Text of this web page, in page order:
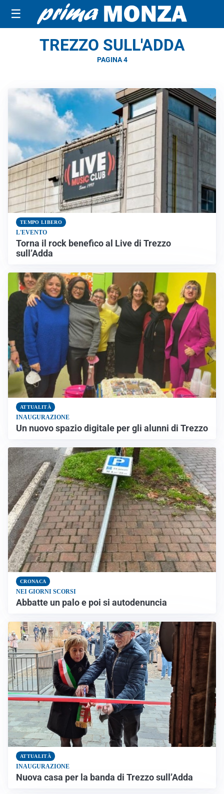
☰
TREZZO SULL'ADDA
PAGINA 4
TEMPO LIBERO
L'EVENTO
Torna il rock benefico al Live di Trezzo
sull’Adda
ATTUALITÀ
INAUGURAZIONE
Un nuovo spazio digitale per gli alunni di Trezzo
CRONACA
NEI GIORNI SCORSI
Abbatte un palo e poi si autodenuncia
ATTUALITÀ
INAUGURAZIONE
Nuova casa per la banda di Trezzo sull’Adda